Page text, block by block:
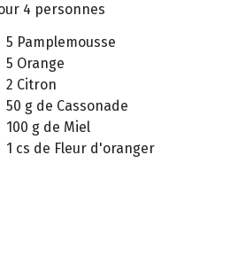
4 personnes
5 Pamplemousse
5 Orange
2 Citron
50 g de Cassonade
100 g de Miel
1 cs de Fleur d'oranger